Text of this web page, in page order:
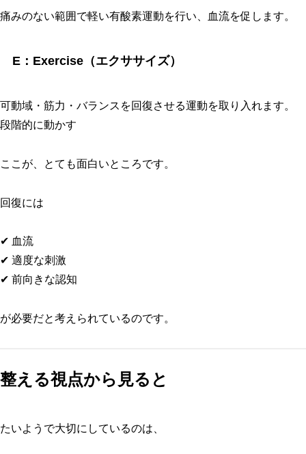
痛みのない範囲で軽い有酸素運動を行い、血流を促します。
E：Exercise（エクササイズ）
可動域・筋力・バランスを回復させる運動を取り入れます。
段階的に動かす
ここが、とても面白いところです。
回復には
✔ 血流
✔ 適度な刺激
✔ 前向きな認知
が必要だと考えられているのです。
整える視点から見ると
たいようで大切にしているのは、